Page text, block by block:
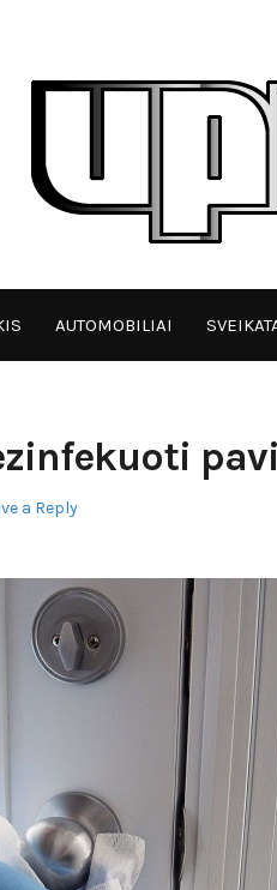
AUTOMOBILIAI
a Reply